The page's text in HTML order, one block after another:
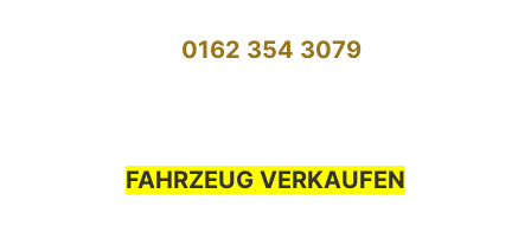
0162 354 3079
FAHRZEUG VERKAUFEN